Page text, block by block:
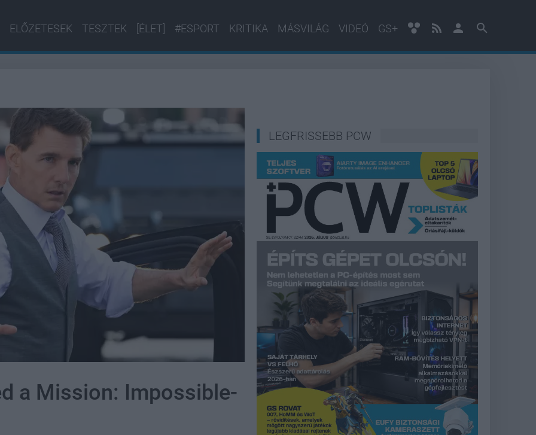
ELŐZETESEK TESZTEK [ÉLET] #ESPORT KRITIKA MÁSVILÁG VIDEÓ GS+
a Mission: Impossible-
LEGFRISSEBB PCW